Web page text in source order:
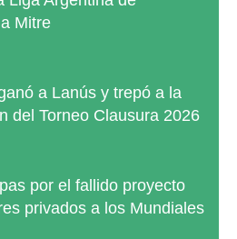
Mitre
a Lanús y trepó a la
del Torneo Clausura 2026
por el fallido proyecto
privados a los Mundiales